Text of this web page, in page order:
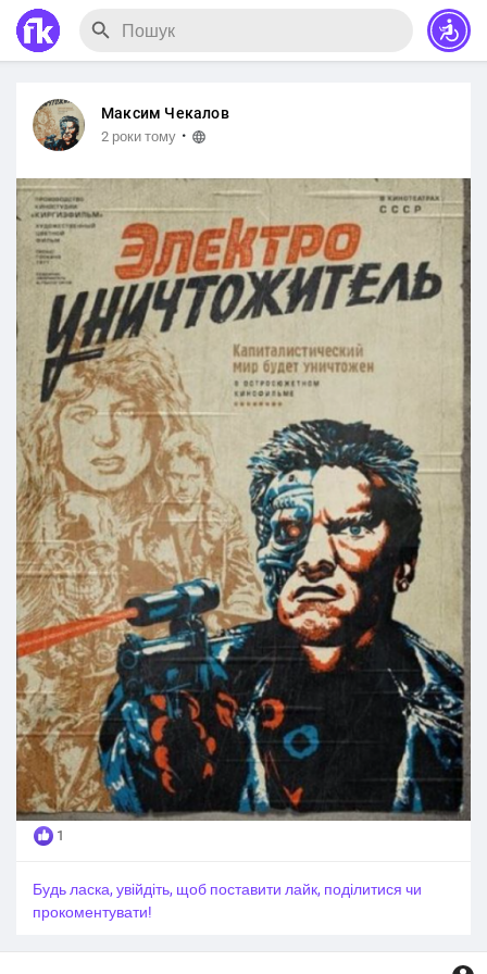
Максим Чекалов
2 роки тому ·
1
Будь ласка, увійдіть, щоб поставити лайк, поділитися чи
прокоментувати!